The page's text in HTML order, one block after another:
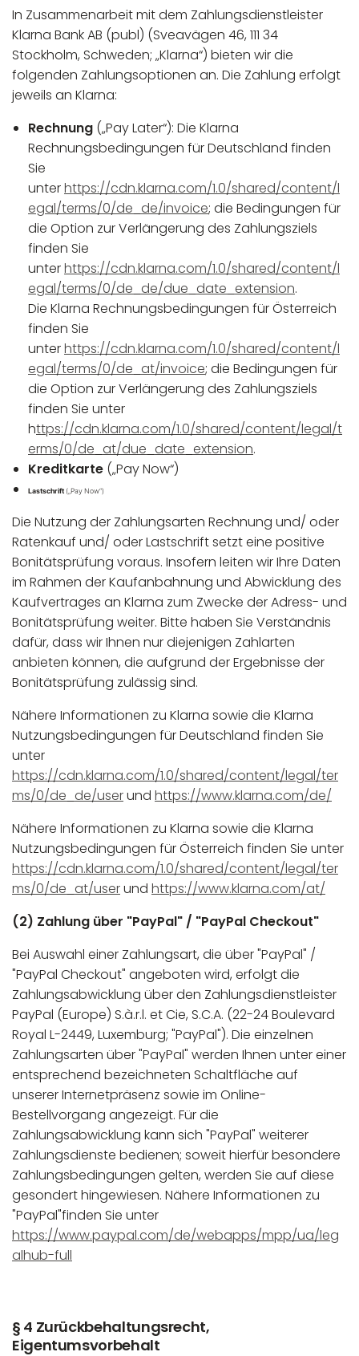
In Zusammenarbeit mit dem Zahlungsdienstleister
Klarna Bank AB (publ) (Sveavägen 46, 111 34
Stockholm, Schweden; „Klarna“) bieten wir die
folgenden Zahlungsoptionen an. Die Zahlung erfolgt
jeweils an Klarna:
Rechnung („Pay Later“): Die Klarna
Rechnungsbedingungen für Deutschland finden
Sie
unterhttps://cdn.klarna.com/1.0/shared/content/l
egal/terms/0/de_de/invoice; die Bedingungen für
die Option zur Verlängerung des Zahlungsziels
finden Sie
unterhttps://cdn.klarna.com/1.0/shared/content/l
egal/terms/0/de_de/due_date_extension.
Die Klarna Rechnungsbedingungen für Österreich
finden Sie
unterhttps://cdn.klarna.com/1.0/shared/content/l
egal/terms/0/de_at/invoice; die Bedingungen für
die Option zur Verlängerung des Zahlungsziels
finden Sie unter
https://cdn.klarna.com/1.0/shared/content/legal/t
erms/0/de_at/due_date_extension.
Kreditkarte („Pay Now“)
Lastschrift („Pay Now“)
Die Nutzung der Zahlungsarten Rechnung und/ oder
Ratenkauf und/ oder Lastschrift setzt eine positive
Bonitätsprüfung voraus. Insofern leiten wir Ihre Daten
im Rahmen der Kaufanbahnung und Abwicklung des
Kaufvertrages an Klarna zum Zwecke der Adress- und
Bonitätsprüfung weiter. Bitte haben Sie Verständnis
dafür, dass wir Ihnen nur diejenigen Zahlarten
anbieten können, die aufgrund der Ergebnisse der
Bonitätsprüfung zulässig sind.
Nähere Informationen zu Klarna sowie die Klarna
Nutzungsbedingungen für Deutschland finden Sie
unter
https://cdn.klarna.com/1.0/shared/content/legal/ter
ms/0/de_de/userund https://www.klarna.com/de/
Nähere Informationen zu Klarna sowie die Klarna
Nutzungsbedingungen für Österreich finden Sie unter
https://cdn.klarna.com/1.0/shared/content/legal/ter
ms/0/de_at/userund https://www.klarna.com/at/
(2) Zahlung über "PayPal" / "PayPal Checkout"
Bei Auswahl einer Zahlungsart, die über "PayPal" /
"PayPal Checkout" angeboten wird, erfolgt die
Zahlungsabwicklung über den Zahlungsdienstleister
PayPal (Europe) S.à.r.l. et Cie, S.C.A. (22-24 Boulevard
Royal L-2449, Luxemburg; "PayPal"). Die einzelnen
Zahlungsarten über "PayPal" werden Ihnen unter einer
entsprechend bezeichneten Schaltfläche auf
unserer Internetpräsenz sowie im Online-
Bestellvorgang angezeigt. Für die
Zahlungsabwicklung kann sich "PayPal" weiterer
Zahlungsdienste bedienen; soweit hierfür besondere
Zahlungsbedingungen gelten, werden Sie auf diese
gesondert hingewiesen. Nähere Informationen zu
"PayPal"finden Sie unter
https://www.paypal.com/de/webapps/mpp/ua/leg
alhub-full
§ 4 Zurückbehaltungsrecht,
Eigentumsvorbehalt